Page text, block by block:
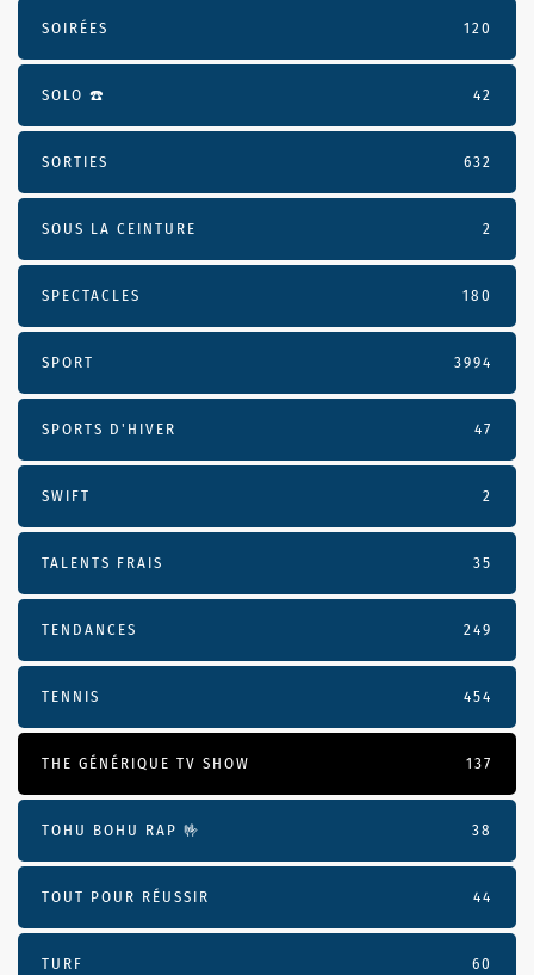
SOIRÉES 120
SOLO ☎️ 42
SORTIES 632
SOUS LA CEINTURE 2
SPECTACLES 180
SPORT 3994
SPORTS D'HIVER 47
SWIFT 2
TALENTS FRAIS 35
TENDANCES 249
TENNIS 454
THE GÉNÉRIQUE TV SHOW 137
TOHU BOHU RAP 🤟 38
TOUT POUR RÉUSSIR 44
TURF 60